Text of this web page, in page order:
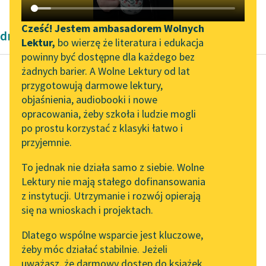
Katalog DAISY
Podkasty o książkach
Zgłoś brak utworu
Aktualności
„Prokurator Alicja Horn”
do słuchania
Byliśmy częścią AI Impact
Lab
online z tłumaczkami
literatury skandynawskiej
Spotkanie z Katarzyną
Tunkiel w Oslo
102. lata temu zmarł
Joseph Conrad
Narzędzia
Mapa Wolnych Lektur
Leśmianator
Przewodnik dla piszących i
API
OAI-PMH
Widget Wolnych Lektur
Przypisy
Cześć! Jestem ambasadorem Wolnych
Lektur, bo wierzę że literatura i edukacja
powinny być dostępne dla każdego bez
żadnych barier. A Wolne Lektury od lat
przygotowują darmowe lektury,
objaśnienia, audiobooki i nowe
opracowania, żeby szkoła i ludzie mogli
po prostu korzystać z klasyki łatwo i
przyjemnie.
To jednak nie działa samo z siebie. Wolne
Lektury nie mają stałego dofinansowania
z instytucji. Utrzymanie i rozwój opierają
się na wnioskach i projektach.
Dlatego wspólne wsparcie jest kluczowe,
żeby móc działać stabilnie. Jeżeli
dramaty antyczne
Ajschylos
Prometeusz
skowany